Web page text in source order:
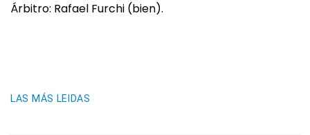
Árbitro: Rafael Furchi (bien).
LAS MÁS LEIDAS